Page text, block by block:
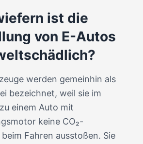
ist die
von E-Autos
werden gemeinhin als
bezeichnet, weil sie im
einem Auto mit
keine CO₂-
Fahren ausstoßen. Sie